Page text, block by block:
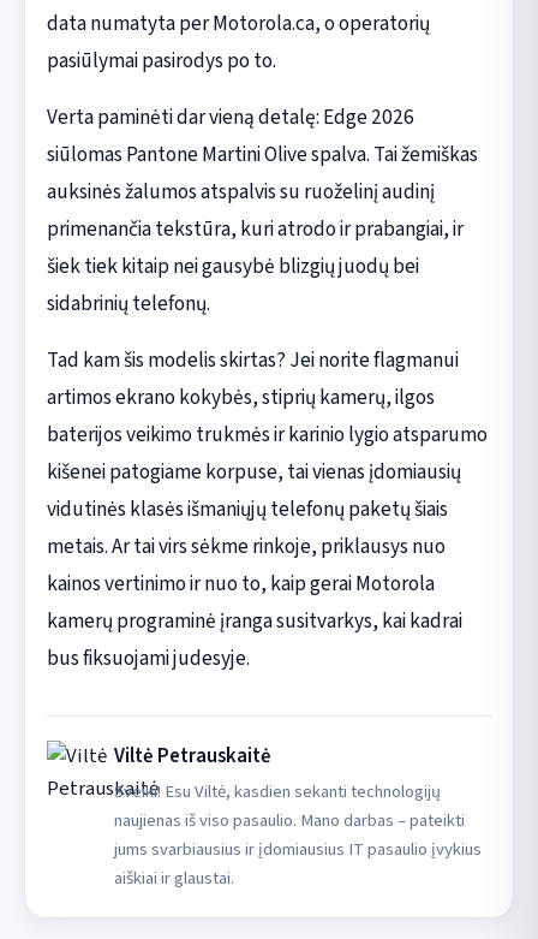
data numatyta per Motorola.ca, o operatorių
pasiūlymai pasirodys po to.
Verta paminėti dar vieną detalę: Edge 2026
siūlomas Pantone Martini Olive spalva. Tai žemiškas
auksinės žalumos atspalvis su ruoželinį audinį
primenančia tekstūra, kuri atrodo ir prabangiai, ir
šiek tiek kitaip nei gausybė blizgių juodų bei
sidabrinių telefonų.
Tad kam šis modelis skirtas? Jei norite flagmanui
artimos ekrano kokybės, stiprių kamerų, ilgos
baterijos veikimo trukmės ir karinio lygio atsparumo
kišenei patogiame korpuse, tai vienas įdomiausių
vidutinės klasės išmaniųjų telefonų paketų šiais
metais. Ar tai virs sėkme rinkoje, priklausys nuo
kainos vertinimo ir nuo to, kaip gerai Motorola
kamerų programinė įranga susitvarkys, kai kadrai
bus fiksuojami judesyje.
Viltė Petrauskaitė
Sveiki! Esu Viltė, kasdien sekanti technologijų
naujienas iš viso pasaulio. Mano darbas – pateikti
jums svarbiausius ir įdomiausius IT pasaulio įvykius
aiškiai ir glaustai.